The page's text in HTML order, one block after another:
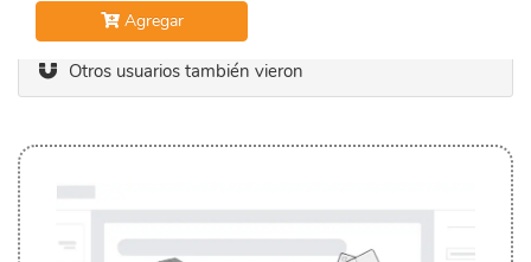
Agregar
Otros usuarios también vieron